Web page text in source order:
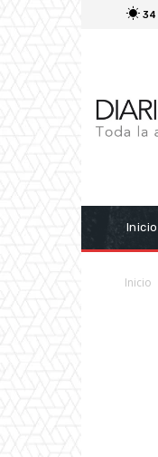
34
Inicio
Inicio